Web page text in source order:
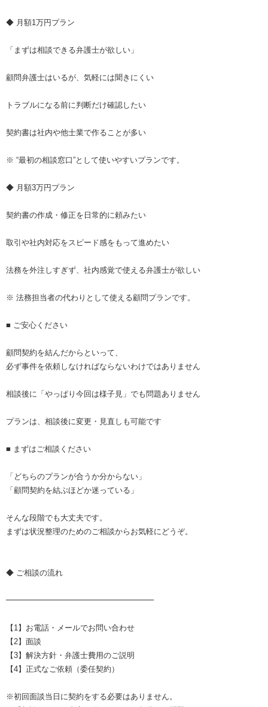
◆ 月額1万円プラン
「まずは相談できる弁護士が欲しい」
顧問弁護士はいるが、気軽には聞きにくい
トラブルになる前に判断だけ確認したい
契約書は社内や他士業で作ることが多い
※ “最初の相談窓口”として使いやすいプランです。
◆ 月額3万円プラン
契約書の作成・修正を日常的に頼みたい
取引や社内対応をスピード感をもって進めたい
法務を外注しすぎず、社内感覚で使える弁護士が欲しい
※ 法務担当者の代わりとして使える顧問プランです。
■ ご安心ください
顧問契約を結んだからといって、
必ず事件を依頼しなければならないわけではありません
相談後に「やっぱり今回は様子見」でも問題ありません
プランは、相談後に変更・見直しも可能です
■ まずはご相談ください
「どちらのプランが合うか分からない」
「顧問契約を結ぶほどか迷っている」
そんな段階でも大丈夫です。
まずは状況整理のためのご相談からお気軽にどうぞ。
◆ ご相談の流れ
━━━━━━━━━━━━━━━━━━━
【1】お電話・メールでお問い合わせ
【2】面談
【3】解決方針・弁護士費用のご説明
【4】正式なご依頼（委任契約）
※初回面談当日に契約をする必要はありません。